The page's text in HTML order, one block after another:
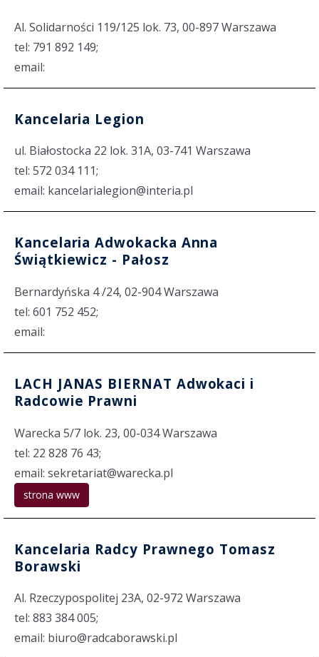
Al. Solidarności 119/125 lok. 73, 00-897 Warszawa
tel: 791 892 149;
email:
Kancelaria Legion
ul. Białostocka 22 lok. 31A, 03-741 Warszawa
tel: 572 034 111;
email: kancelarialegion@interia.pl
Kancelaria Adwokacka Anna
Świątkiewicz - Pałosz
Bernardyńska 4 /24, 02-904 Warszawa
tel: 601 752 452;
email:
LACH JANAS BIERNAT Adwokaci i
Radcowie Prawni
Warecka 5/7 lok. 23, 00-034 Warszawa
tel: 22 828 76 43;
email: sekretariat@warecka.pl
strona www
Kancelaria Radcy Prawnego Tomasz
Borawski
Al. Rzeczypospolitej 23A, 02-972 Warszawa
tel: 883 384 005;
email: biuro@radcaborawski.pl